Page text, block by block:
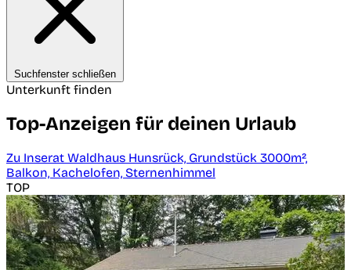
Suchfenster schließen
Unterkunft finden
Top-Anzeigen für deinen Urlaub
Zu Inserat Waldhaus Hunsrück, Grundstück 3000m²,
Balkon, Kachelofen, Sternenhimmel
TOP